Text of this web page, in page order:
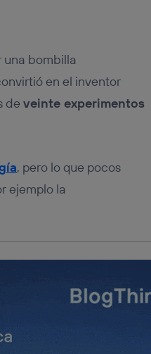
una bombilla
en el inventor
de veinte experimentos
, pero lo que pocos
ejemplo la
identificador.
del hogar que
en la parte